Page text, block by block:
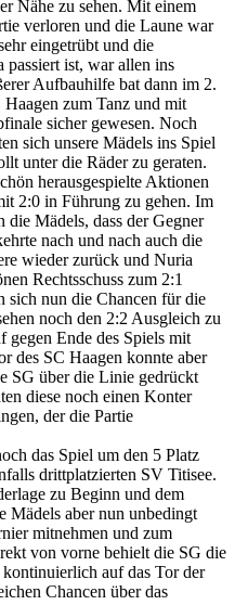
Nähe zu sehen. Mit einem
verloren und die Laune war
eingetrübt und die
passiert ist, war allen ins
Aufbauhilfe bat dann im 2.
Haagen zum Tanz und mit
sicher gewesen. Noch
sich unsere Mädels ins Spiel
unter die Räder zu geraten.
herausgespielte Aktionen
2:0 in Führung zu gehen. Im
Mädels, dass der Gegner
nach und nach auch die
wieder zurück und Nuria
Rechtsschuss zum 2:1
sich nun die Chancen für die
noch den 2:2 Ausgleich zu
gegen Ende des Spiels mit
des SC Haagen konnte aber
SG über die Linie gedrückt
diese noch einen Konter
der die Partie
das Spiel um den 5 Platz
drittplatzierten SV Titisee.
zu Beginn und dem
Mädels aber nun unbedingt
mitnehmen und zum
von vorne behielt die SG die
auf das Tor der
Chancen über das